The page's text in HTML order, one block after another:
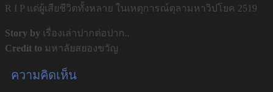
R I P แด่ผู้เสียชีวิตทั้งหลาย ในเหตุการณ์ตุลามหาวิปโยค 2519
Story by เรื่องเล่าปากต่อปาก..
Credit to มหาลัยสยองขวัญ
ความคิดเห็น